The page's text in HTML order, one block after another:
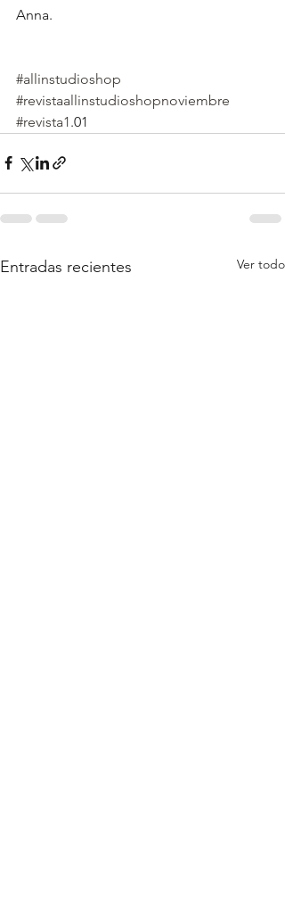
Anna.
#allinstudioshop
#revistaallinstudioshopnoviembre
#revista1.01
Entradas recientes Ver todo